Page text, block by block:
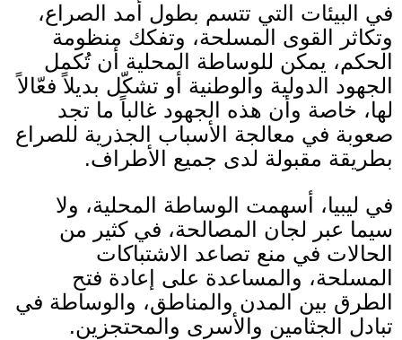
في البيئات التي تتسم بطول أمد الصراع،
وتكاثر القوى المسلحة، وتفكك منظومة
الحكم، يمكن للوساطة المحلية أن تُكمل
الجهود الدولية والوطنية أو تشكّل بديلاً فعّالاً
لها، خاصة وأن هذه الجهود غالباً ما تجد
صعوبة في معالجة الأسباب الجذرية للصراع
بطريقة مقبولة لدى جميع الأطراف.
في ليبيا، أسهمت الوساطة المحلية، ولا
سيما عبر لجان المصالحة، في كثير من
الحالات في منع تصاعد الاشتباكات
المسلحة، والمساعدة على إعادة فتح
الطرق بين المدن والمناطق، والوساطة في
تبادل الجثامين والأسرى والمحتجزين.